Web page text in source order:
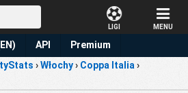
LIGI MENU
API Premium
›Włochy› Coppa Italia ›